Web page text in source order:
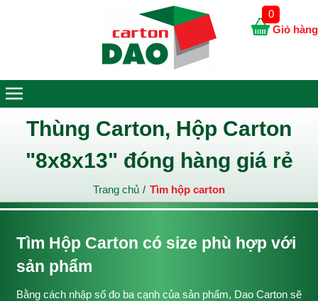
Thùng Carton, Hộp Carton
"8x8x13" đóng hàng giá rẻ
Trang chủ Tìm hộp carton
Tìm Hộp Carton có size phù hợp với
sản phẩm
Bằng cách nhập số đo ba cạnh của sản phẩm, Dao Carton sẽ
Giỏ hàng
0